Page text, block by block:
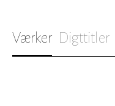
Værker Digttitler